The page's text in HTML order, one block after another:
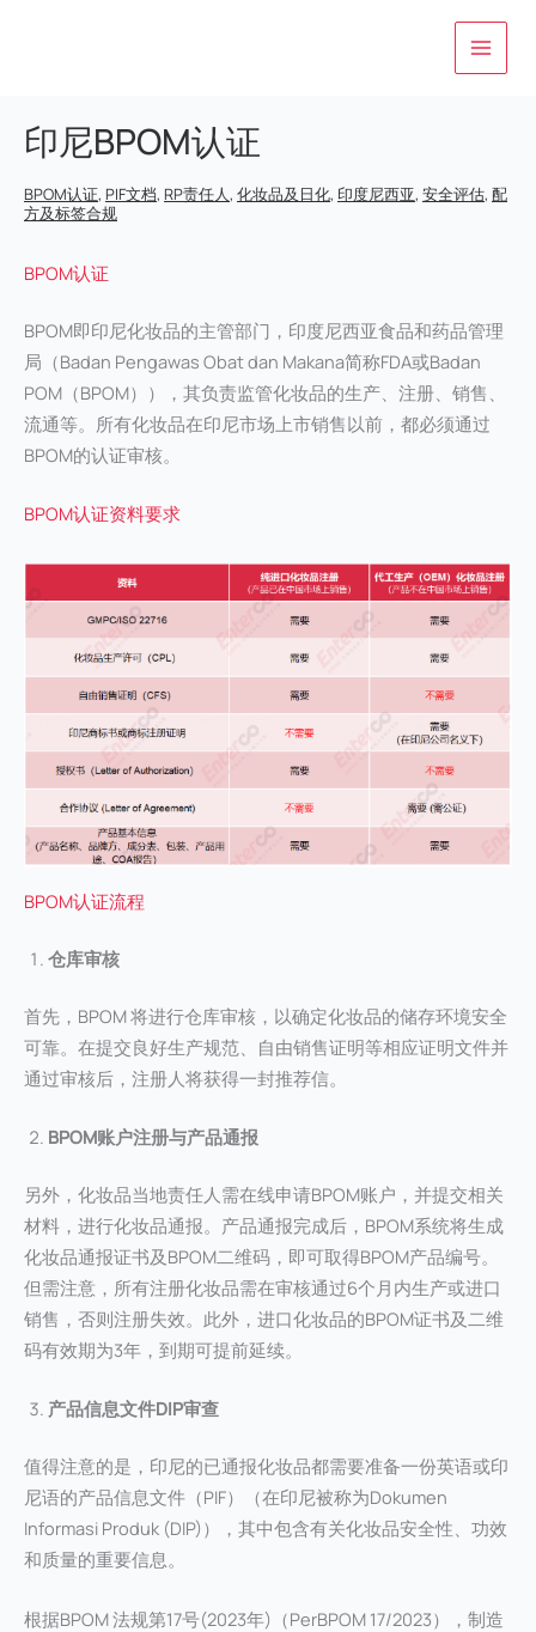
印尼BPOM认证
BPOM认证, PIF文档, RP责任人, 化妆品及日化, 印度尼西亚, 安全评估, 配
方及标签合规
BPOM认证
BPOM即印尼化妆品的主管部门，印度尼西亚食品和药品管理
局（Badan Pengawas Obat dan Makana简称FDA或Badan
POM（BPOM）），其负责监管化妆品的生产、注册、销售、
流通等。所有化妆品在印尼市场上市销售以前，都必须通过
BPOM的认证审核。
BPOM认证资料要求
BPOM认证流程
仓库审核
首先，BPOM 将进行仓库审核，以确定化妆品的储存环境安全
可靠。在提交良好生产规范、自由销售证明等相应证明文件并
通过审核后，注册人将获得一封推荐信。
BPOM账户注册与产品通报
另外，化妆品当地责任人需在线申请BPOM账户，并提交相关
材料，进行化妆品通报。产品通报完成后，BPOM系统将生成
化妆品通报证书及BPOM二维码，即可取得BPOM产品编号。
但需注意，所有注册化妆品需在审核通过6个月内生产或进口
销售，否则注册失效。此外，进口化妆品的BPOM证书及二维
码有效期为3年，到期可提前延续。
产品信息文件DIP审查
值得注意的是，印尼的已通报化妆品都需要准备一份英语或印
尼语的产品信息文件（PIF）（在印尼被称为Dokumen
Informasi Produk (DIP)），其中包含有关化妆品安全性、功效
和质量的重要信息。
根据BPOM 法规第17号(2023年)（PerBPOM 17/2023），制造